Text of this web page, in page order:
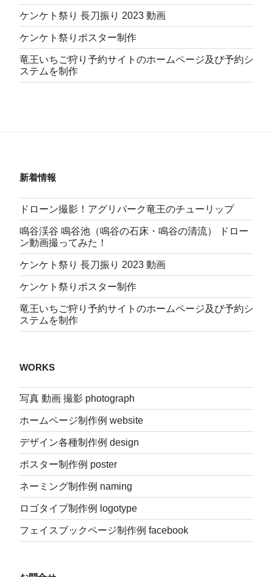
ケンケト祭り 長刀振り 2023 動画
ケンケト祭りポスター制作
竜王いちご狩り予約サイトのホームページ及び予約シ
ステムを制作
新着情報
ドローン撮影！アグリパーク竜王のチューリップ
鳴谷渓谷 鳴谷池（鳴谷の石床・鳴谷の清流） ドロー
ン動画撮ってみた！
ケンケト祭り 長刀振り 2023 動画
ケンケト祭りポスター制作
竜王いちご狩り予約サイトのホームページ及び予約シ
ステムを制作
WORKS
写真 動画 撮影 photograph
ホームページ制作例 website
デザイン各種制作例 design
ポスター制作例 poster
ネーミング制作例 naming
ロゴタイプ制作例 logotype
フェイスブックページ制作例 facebook